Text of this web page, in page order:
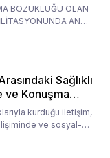
Ana
BOZUKLUĞU OLAN
ANA
Sağlıklı
ve Konuşma
Rolü
kurduğu iletişim,
ve sosyal-